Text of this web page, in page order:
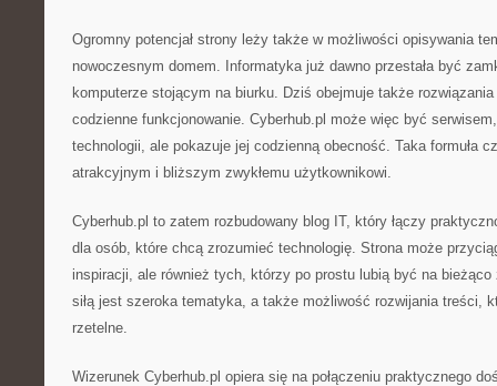
Ogromny potencjał strony leży także w możliwości opisywania
nowoczesnym domem. Informatyka już dawno przestała być
komputerze stojącym na biurku. Dziś obejmuje także rozwiązania
codzienne funkcjonowanie. Cyberhub.pl może więc być
technologii, ale pokazuje jej codzienną obecność. Taka formuła
atrakcyjnym i bliższym zwykłemu użytkownikowi.
Cyberhub.pl to zatem rozbudowany blog IT, który łączy
dla osób, które chcą zrozumieć technologię. Strona może
inspiracji, ale również tych, którzy po prostu lubią być na
siłą jest szeroka tematyka, a także możliwość rozwijania treści,
rzetelne.
Wizerunek Cyberhub.pl opiera się na połączeniu praktycznego